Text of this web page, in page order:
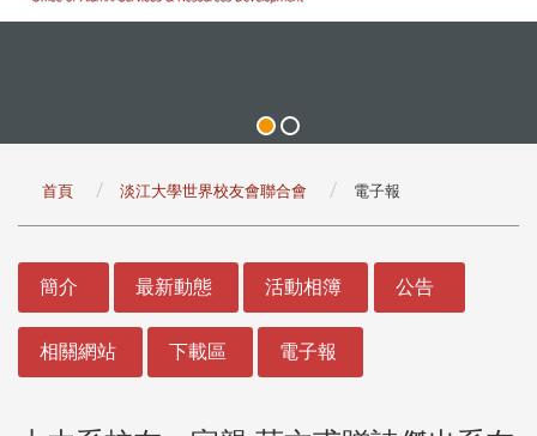
首頁 淡江大學世界校友會聯合會 電子報
簡介 最新動態 活動相簿 公告
相關網站 下載區 電子報